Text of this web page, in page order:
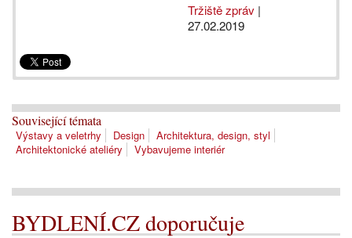
Tržiště zpráv |
27.02.2019
Související témata
Výstavy a veletrhy Design
Architektura, design, styl
Architektonické ateliéry
Vybavujeme interiér
BYDLENÍ.CZ doporučuje